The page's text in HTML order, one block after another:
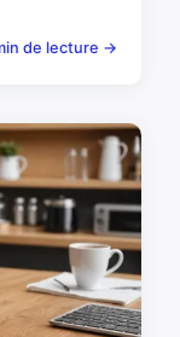
de lecture →